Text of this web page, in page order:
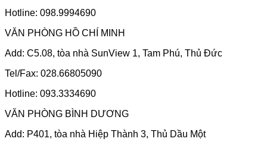
Hotline: 098.9994690
VĂN PHÒNG HỒ CHÍ MINH
Add: C5.08, tòa nhà SunView 1, Tam Phú, Thủ Đức
Tel/Fax: 028.66805090
Hotline: 093.3334690
VĂN PHÒNG BÌNH DƯƠNG
Add: P401, tòa nhà Hiệp Thành 3, Thủ Dầu Một